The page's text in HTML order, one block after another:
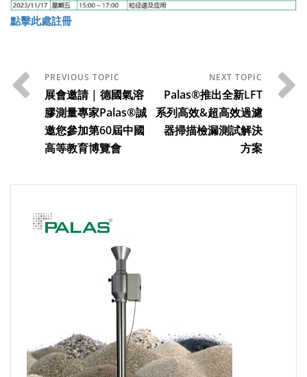
點擊此處註冊
展會邀請 | 德國氣溶
膠測量專家Palas®誠
邀您參加第60屆中國
高等教育博覽會
Palas®推出全新LFT
系列高效&超高效過濾
器掃描檢漏測試解決
方案